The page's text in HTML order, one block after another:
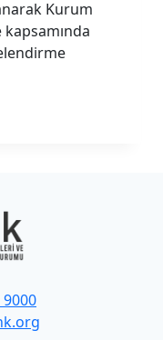
Kurum
kapsamında
9000